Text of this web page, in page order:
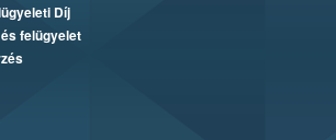
Díj
felügyelet